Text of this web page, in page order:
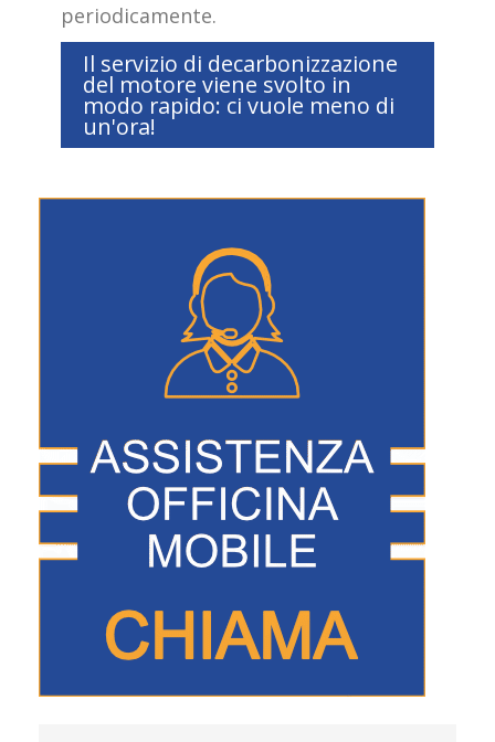
periodicamente.
Il servizio di decarbonizzazione
del motore viene svolto in
modo rapido: ci vuole meno di
un'ora!